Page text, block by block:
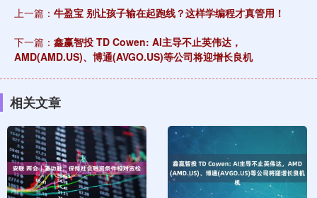
上一篇： 牛盈宝 别让孩子输在起跑线？这样学编程才真管用！
下一篇： 鑫赢智投 TD Cowen: AI主导不止英伟达，
AMD(AMD.US)、博通(AVGO.US)等公司将迎增长良机
相关文章